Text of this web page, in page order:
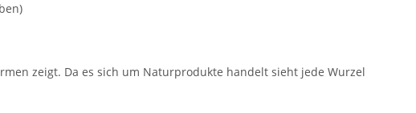
zeigt. Da es sich um Naturprodukte handelt sieht jede Wurzel